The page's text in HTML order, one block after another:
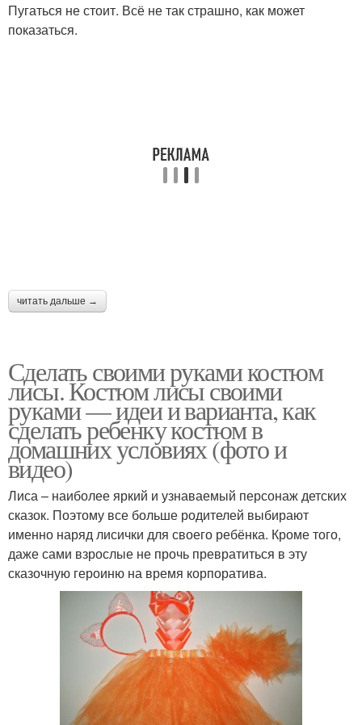
Пугаться не стоит. Всё не так страшно, как может
показаться.
читать дальше →
Сделать своими руками костюм
лисы. Костюм лисы своими
руками — идеи и варианта, как
сделать ребенку костюм в
домашних условиях (фото и
видео)
Лиса – наиболее яркий и узнаваемый персонаж детских
сказок. Поэтому все больше родителей выбирают
именно наряд лисички для своего ребёнка. Кроме того,
даже сами взрослые не прочь превратиться в эту
сказочную героиню на время корпоратива.